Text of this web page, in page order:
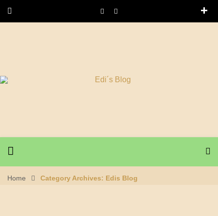
Home Category Archives: Edis Blog